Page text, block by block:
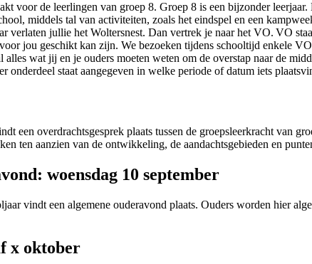
voor de leerlingen van groep 8. Groep 8 is een bijzonder
middels tal van activiteiten, zoals het eindspel en een
verlaten jullie het Woltersnest. Dan vertrek je naar het VO. VO
jou geschikt kan zijn. We bezoeken tijdens schooltijd enkele
wat jij en je ouders moeten weten om de overstap naar de
onderdeel staat aangegeven in welke periode of datum iets
een overdrachtsgesprek plaats tussen de groepsleerkracht van
ten aanzien van de ontwikkeling, de aandachtsgebieden en
woensdag 10 september
vindt een algemene ouderavond plaats. Ouders worden hier
x oktober